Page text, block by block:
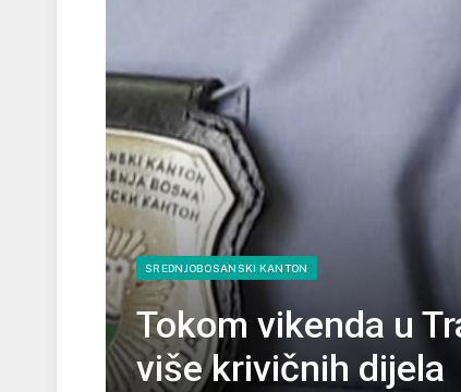
SREDNJOBOSANSKI KANTON
Tokom vikenda u
više krivičnih dijela